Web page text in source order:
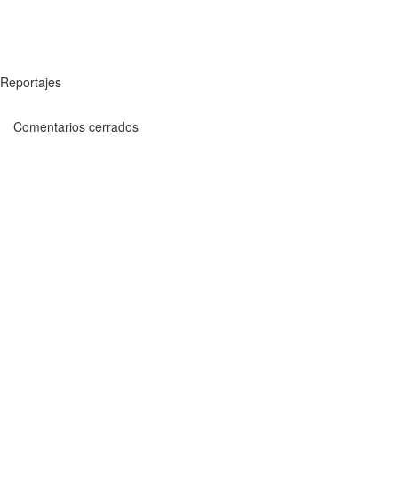
Reportajes
Comentarios cerrados